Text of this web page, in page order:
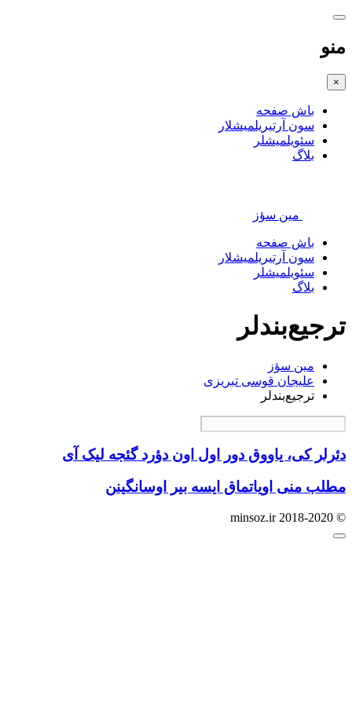
منو
×
باش صفحه
سون آرتیریلمیشلار
سئویلمیشلر
بلاگ
مین سؤز
باش صفحه
سون آرتیریلمیشلار
سئویلمیشلر
بلاگ
ترجیع‌بندلر
مین سؤز
علیجان قوسی تبریزی
ترجیع‌بندلر
دئرلر کی، یاووق دور اول اون دؤرد گئجه لیک آی
مطلب منی اویاتماق ایسه بیر اوسانگینن
© minsoz.ir 2018-2020